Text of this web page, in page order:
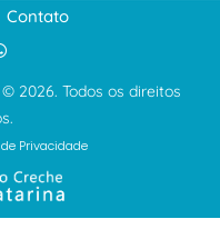
Contato
2026. Todos os direitos
Privacidade